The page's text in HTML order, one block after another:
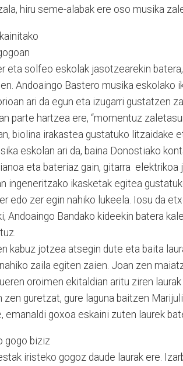
hiru seme-alabak ere oso musika
eta solfeo eskolak jasotzearekin
Andoaingo Bastero musika eskolako
ari da egun eta izugarri gustatzen
parte hartzea ere, “momentuz
biolina irakastea gustatuko litzaidake
eskolan ari da, baina Donostiako
eta bateriaz gain, gitarra
ingeneritzako ikasketak egitea
edo zer egin nahiko lukeela. Iosu da
Andoaingo Bandako kideekin batera
kabuz jotzea atsegin dute eta baita
zaila egiten zaien. Joan zen
oroimen ekitaldian aritu ziren
zen guretzat, gure laguna baitzen
emanaldi goxoa eskaini zuten laurek
gogo biziz
iristeko gogoz daude laurak ere.